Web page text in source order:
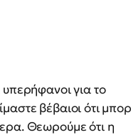
υπερήφανοι για το
βέβαιοι ότι
Θεωρούμε ότι η